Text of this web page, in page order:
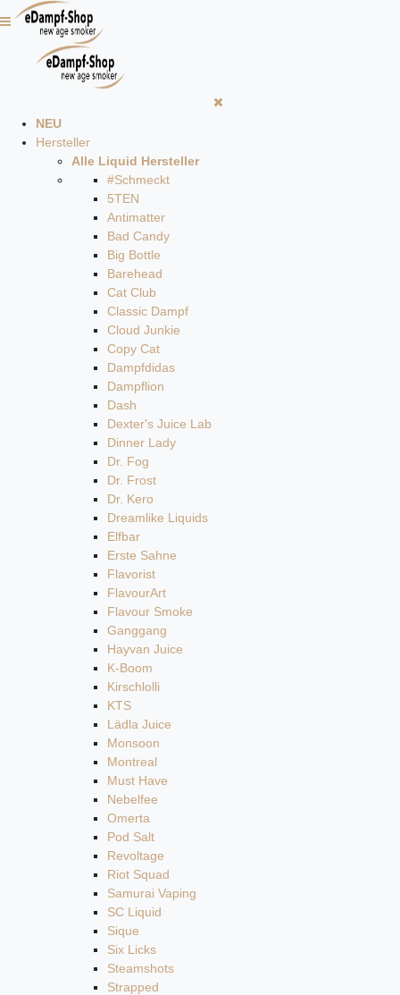
NEU
Hersteller
Alle Liquid Hersteller
#Schmeckt
5TEN
Antimatter
Bad Candy
Big Bottle
Barehead
Cat Club
Classic Dampf
Cloud Junkie
Copy Cat
Dampfdidas
Dampflion
Dash
Dexter's Juice Lab
Dinner Lady
Dr. Fog
Dr. Frost
Dr. Kero
Dreamlike Liquids
Elfbar
Erste Sahne
Flavorist
FlavourArt
Flavour Smoke
Ganggang
Hayvan Juice
K-Boom
Kirschlolli
KTS
Lädla Juice
Monsoon
Montreal
Must Have
Nebelfee
Omerta
Pod Salt
Revoltage
Riot Squad
Samurai Vaping
SC Liquid
Sique
Six Licks
Steamshots
Strapped